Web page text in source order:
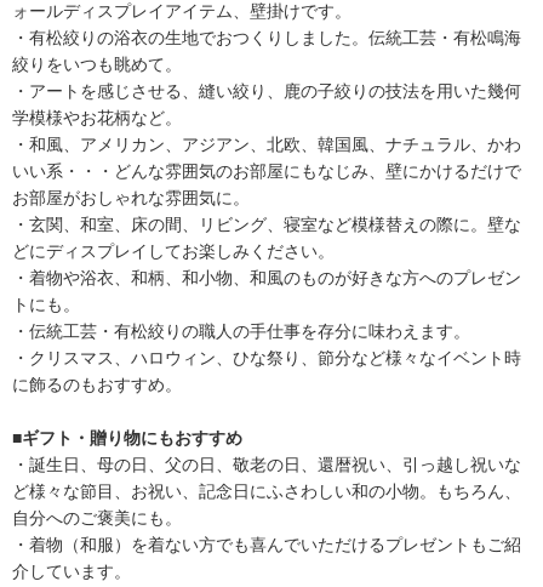
ォールディスプレイアイテム、壁掛けです。
・有松絞りの浴衣の生地でおつくりしました。伝統工芸・有松鳴海
絞りをいつも眺めて。
・アートを感じさせる、縫い絞り、鹿の子絞りの技法を用いた幾何
学模様やお花柄など。
・和風、アメリカン、アジアン、北欧、韓国風、ナチュラル、かわ
いい系・・・どんな雰囲気のお部屋にもなじみ、壁にかけるだけで
お部屋がおしゃれな雰囲気に。
・玄関、和室、床の間、リビング、寝室など模様替えの際に。壁な
どにディスプレイしてお楽しみください。
・着物や浴衣、和柄、和小物、和風のものが好きな方へのプレゼン
トにも。
・伝統工芸・有松絞りの職人の手仕事を存分に味わえます。
・クリスマス、ハロウィン、ひな祭り、節分など様々なイベント時
に飾るのもおすすめ。
■ギフト・贈り物にもおすすめ
・誕生日、母の日、父の日、敬老の日、還暦祝い、引っ越し祝いな
ど様々な節目、お祝い、記念日にふさわしい和の小物。もちろん、
自分へのご褒美にも。
・着物（和服）を着ない方でも喜んでいただけるプレゼントもご紹
介しています。